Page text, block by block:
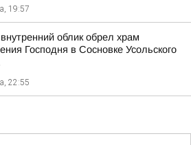
19:57
облик обрел храм
Господня в Сосновке Усольского
22:55